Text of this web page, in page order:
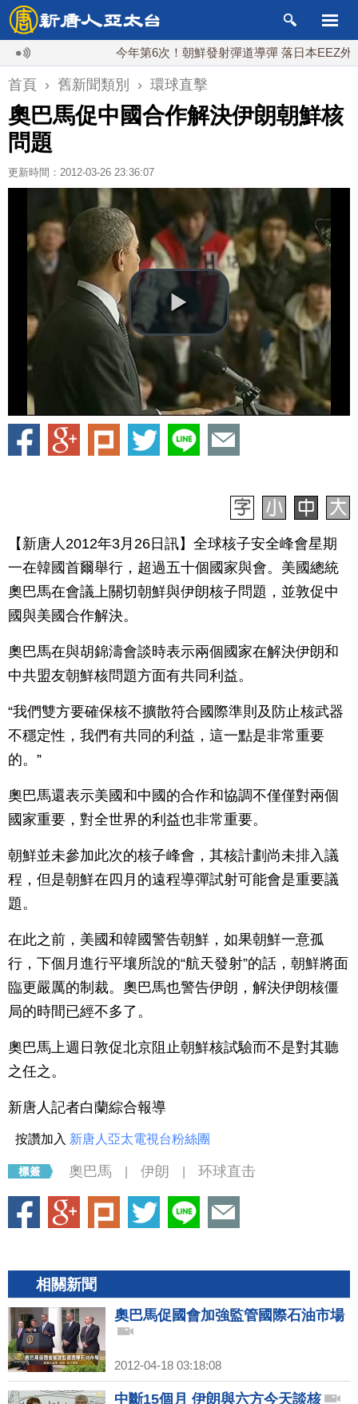
今年第6次！朝鮮發射彈道導彈 落日本EEZ外
首頁 › 舊新聞類別 › 環球直擊
奧巴馬促中國合作解決伊朗朝鮮核
問題
更新時間：2012-03-26 23:36:07
【新唐人2012年3月26日訊】全球核子安全峰會星期
一在韓國首爾舉行，超過五十個國家與會。美國總統
奧巴馬在會議上關切朝鮮與伊朗核子問題，並敦促中
國與美國合作解決。
奧巴馬在與胡錦濤會談時表示兩個國家在解決伊朗和
中共盟友朝鮮核問題方面有共同利益。
“我們雙方要確保核不擴散符合國際準則及防止核武器
不穩定性，我們有共同的利益，這一點是非常重要
的。”
奧巴馬還表示美國和中國的合作和協調不僅僅對兩個
國家重要，對全世界的利益也非常重要。
朝鮮並未參加此次的核子峰會，其核計劃尚未排入議
程，但是朝鮮在四月的遠程導彈試射可能會是重要議
題。
在此之前，美國和韓國警告朝鮮，如果朝鮮一意孤
行，下個月進行平壤所說的“航天發射”的話，朝鮮將面
臨更嚴厲的制裁。奧巴馬也警告伊朗，解決伊朗核僵
局的時間已經不多了。
奧巴馬上週日敦促北京阻止朝鮮核試驗而不是對其聽
之任之。
新唐人記者白蘭綜合報導
按讚加入 新唐人亞太電視台粉絲團
奧巴馬 伊朗 环球直击
相關新聞
奧巴馬促國會加強監管國際石油市場
2012-04-18 03:18:08
中斷15個月 伊朗與六方今天談核